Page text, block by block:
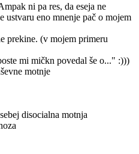
ni pa res, da eseja ne
ustvaru eno mnenje pač o mojem
prekine. (v mojem primeru
mi mičkn povedal še o..." :)))
motnje
disocialna motnja